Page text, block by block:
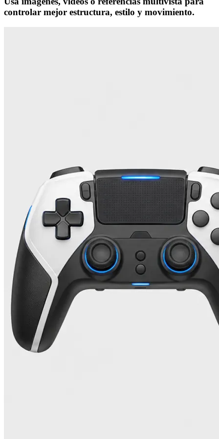
controlar mejor estructura, estilo y movimiento.